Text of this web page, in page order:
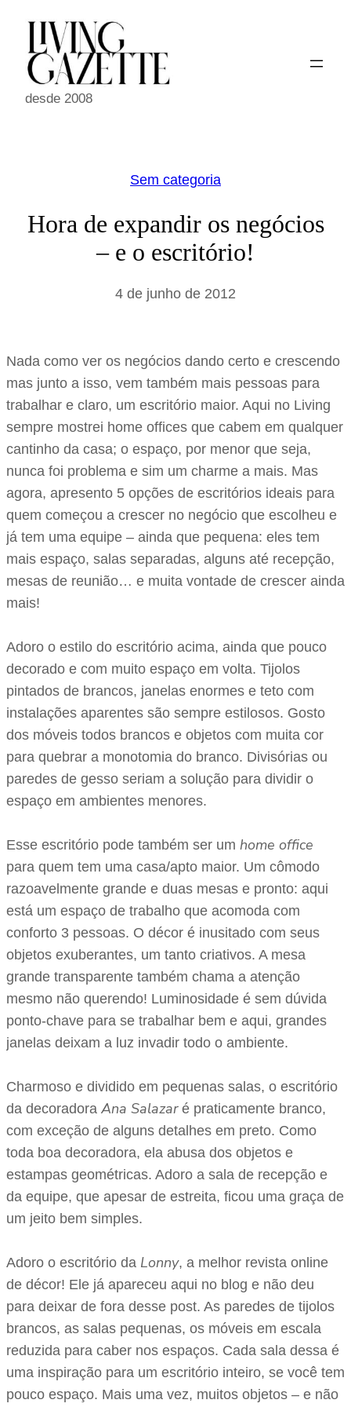
conteúdo
desde 2008
Sem categoria
Hora de expandir os negócios
– e o escritório!
4 de junho de 2012
Nada como ver os negócios dando certo e crescendo
mas junto a isso, vem também mais pessoas para
trabalhar e claro, um escritório maior. Aqui no Living
sempre mostrei home offices que cabem em qualquer
cantinho da casa; o espaço, por menor que seja,
nunca foi problema e sim um charme a mais. Mas
agora, apresento 5 opções de escritórios ideais para
quem começou a crescer no negócio que escolheu e
já tem uma equipe – ainda que pequena: eles tem
mais espaço, salas separadas, alguns até recepção,
mesas de reunião… e muita vontade de crescer ainda
mais!
Adoro o estilo do escritório acima, ainda que pouco
decorado e com muito espaço em volta. Tijolos
pintados de brancos, janelas enormes e teto com
instalações aparentes são sempre estilosos. Gosto
dos móveis todos brancos e objetos com muita cor
para quebrar a monotomia do branco. Divisórias ou
paredes de gesso seriam a solução para dividir o
espaço em ambientes menores.
Esse escritório pode também ser um home office
para quem tem uma casa/apto maior. Um cômodo
razoavelmente grande e duas mesas e pronto: aqui
está um espaço de trabalho que acomoda com
conforto 3 pessoas. O décor é inusitado com seus
objetos exuberantes, um tanto criativos. A mesa
grande transparente também chama a atenção
mesmo não querendo! Luminosidade é sem dúvida
ponto-chave para se trabalhar bem e aqui, grandes
janelas deixam a luz invadir todo o ambiente.
Charmoso e dividido em pequenas salas, o escritório
da decoradora Ana Salazaré praticamente branco,
com exceção de alguns detalhes em preto. Como
toda boa decoradora, ela abusa dos objetos e
estampas geométricas. Adoro a sala de recepção e
da equipe, que apesar de estreita, ficou uma graça de
um jeito bem simples.
Adoro o escritório da Lonny, a melhor revista online
de décor! Ele já apareceu aqui no blog e não deu
para deixar de fora desse post. As paredes de tijolos
brancos, as salas pequenas, os móveis em escala
reduzida para caber nos espaços. Cada sala dessa é
uma inspiração para um escritório inteiro, se você tem
pouco espaço. Mais uma vez, muitos objetos – e não